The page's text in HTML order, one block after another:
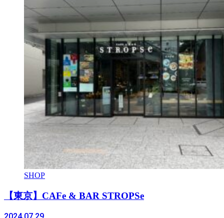
SHOP
【東京】CAFe & BAR STROPSe